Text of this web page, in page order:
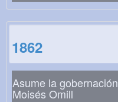
1862
Asume la gobernación
Moisés Omill